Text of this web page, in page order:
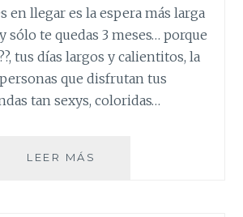
en llegar es la espera más larga
sólo te quedas 3 meses… porque
tus días largos y calientitos, la
que disfrutan tus
tan sexys, coloridas…
LEER MÁS